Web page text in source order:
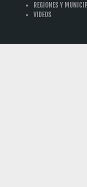
REGIONES Y
VIDEOS